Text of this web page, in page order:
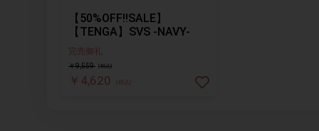
【50%OFF!!SALE】
【TENGA】SVS -NAVY-
完売御礼
￥9,559 (税込)
￥4,620 (税込)